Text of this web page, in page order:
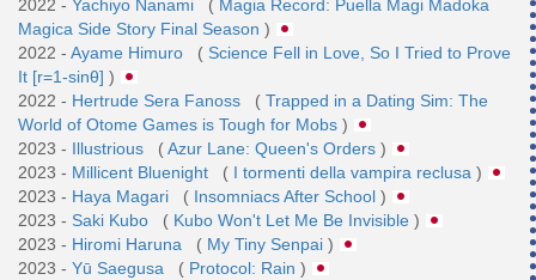
2022 - Yachiyo Nanami ( Magia Record: Puella Magi Madoka
Magica Side Story Final Season )
2022 - Ayame Himuro ( Science Fell in Love, So I Tried to Prove
It [r=1-sinθ] )
2022 - Hertrude Sera Fanoss ( Trapped in a Dating Sim: The
World of Otome Games is Tough for Mobs )
2023 - Illustrious (Azur Lane: Queen's Orders )
2023 - Millicent Bluenight ( I tormenti della vampira reclusa )
2023 - Haya Magari ( Insomniacs After School )
2023 - Saki Kubo ( Kubo Won't Let Me Be Invisible )
2023 - Hiromi Haruna ( My Tiny Senpai )
2023 - Yū Saegusa ( Protocol: Rain )